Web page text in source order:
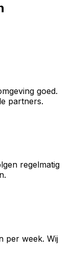
goed.
partners.
regelmatig
per week. Wij